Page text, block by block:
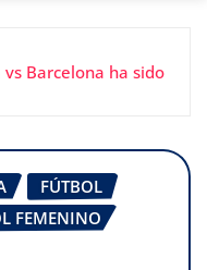
Barcelona ha sido
FÚTBOL
FEMENINO